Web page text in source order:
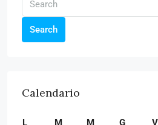
Search
Calendario
L M M G V